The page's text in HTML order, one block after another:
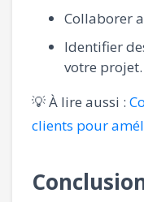
Collaborer
Identifier
votre projet.
💡 À lire aussi :
clients pour